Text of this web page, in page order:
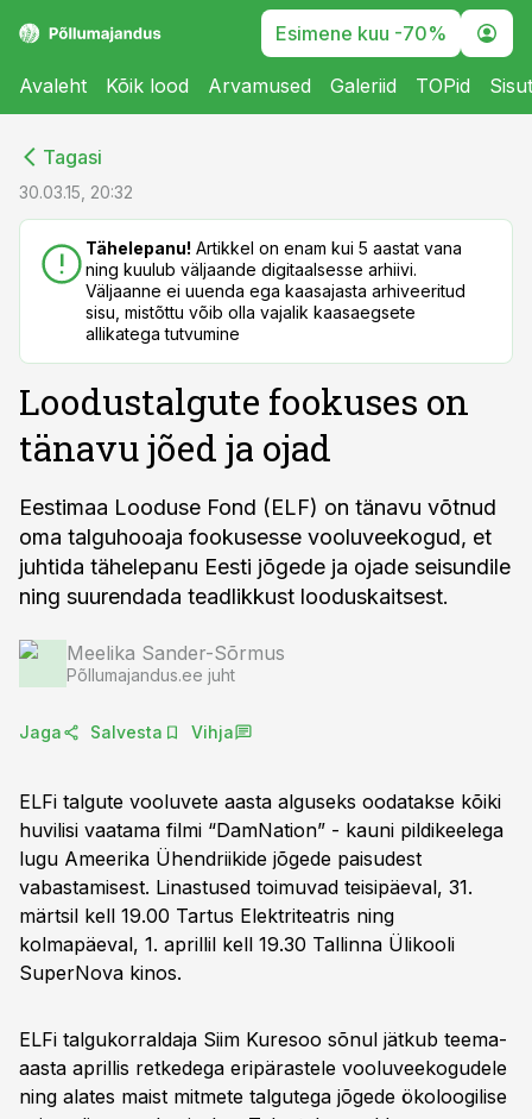
Esimene kuu -70%
Avaleht Kõik lood Arvamused Galeriid TOPid
Tagasi
30.03.15, 20:32
Tähelepanu! Artikkel on enam kui 5 aastat vana
ning kuulub väljaande digitaalsesse arhiivi.
Väljaanne ei uuenda ega kaasajasta arhiveeritud
sisu, mistõttu võib olla vajalik kaasaegsete
allikatega tutvumine
Loodustalgute fookuses on
tänavu jõed ja ojad
Eestimaa Looduse Fond (ELF) on tänavu võtnud
oma talguhooaja fookusesse vooluveekogud, et
juhtida tähelepanu Eesti jõgede ja ojade seisundile
ning suurendada teadlikkust looduskaitsest.
Meelika Sander-Sõrmus
Põllumajandus.ee juht
Jaga Salvesta Vihja
ELFi talgute vooluvete aasta alguseks oodatakse kõiki
huvilisi vaatama filmi “DamNation” - kauni pildikeelega
lugu Ameerika Ühendriikide jõgede paisudest
vabastamisest. Linastused toimuvad teisipäeval, 31.
märtsil kell 19.00 Tartus Elektriteatris ning
kolmapäeval, 1. aprillil kell 19.30 Tallinna Ülikooli
SuperNova kinos.
ELFi talgukorraldaja Siim Kuresoo sõnul jätkub teema-
aasta aprillis retkedega eripärastele vooluveekogudele
ning alates maist mitmete talgutega jõgede ökoloogilise